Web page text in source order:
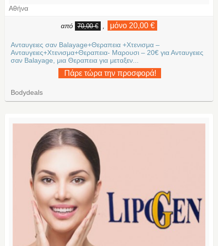
Αθήνα
από 70,00 € μόνο 20,00 €
Ανταυγειες σαν Balayage+Θεραπεια +Χτενισμα –
Ανταυγειες+Χτενισμα+Θεραπεια- Μαρουσι – 20€ για Ανταυγειες
σαν Balayage, μια Θεραπεια για μεταξεν...
Πάρε τώρα την προσφορά!
Bodydeals